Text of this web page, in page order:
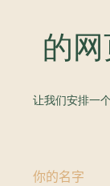
的
让我们安排一
你的名字